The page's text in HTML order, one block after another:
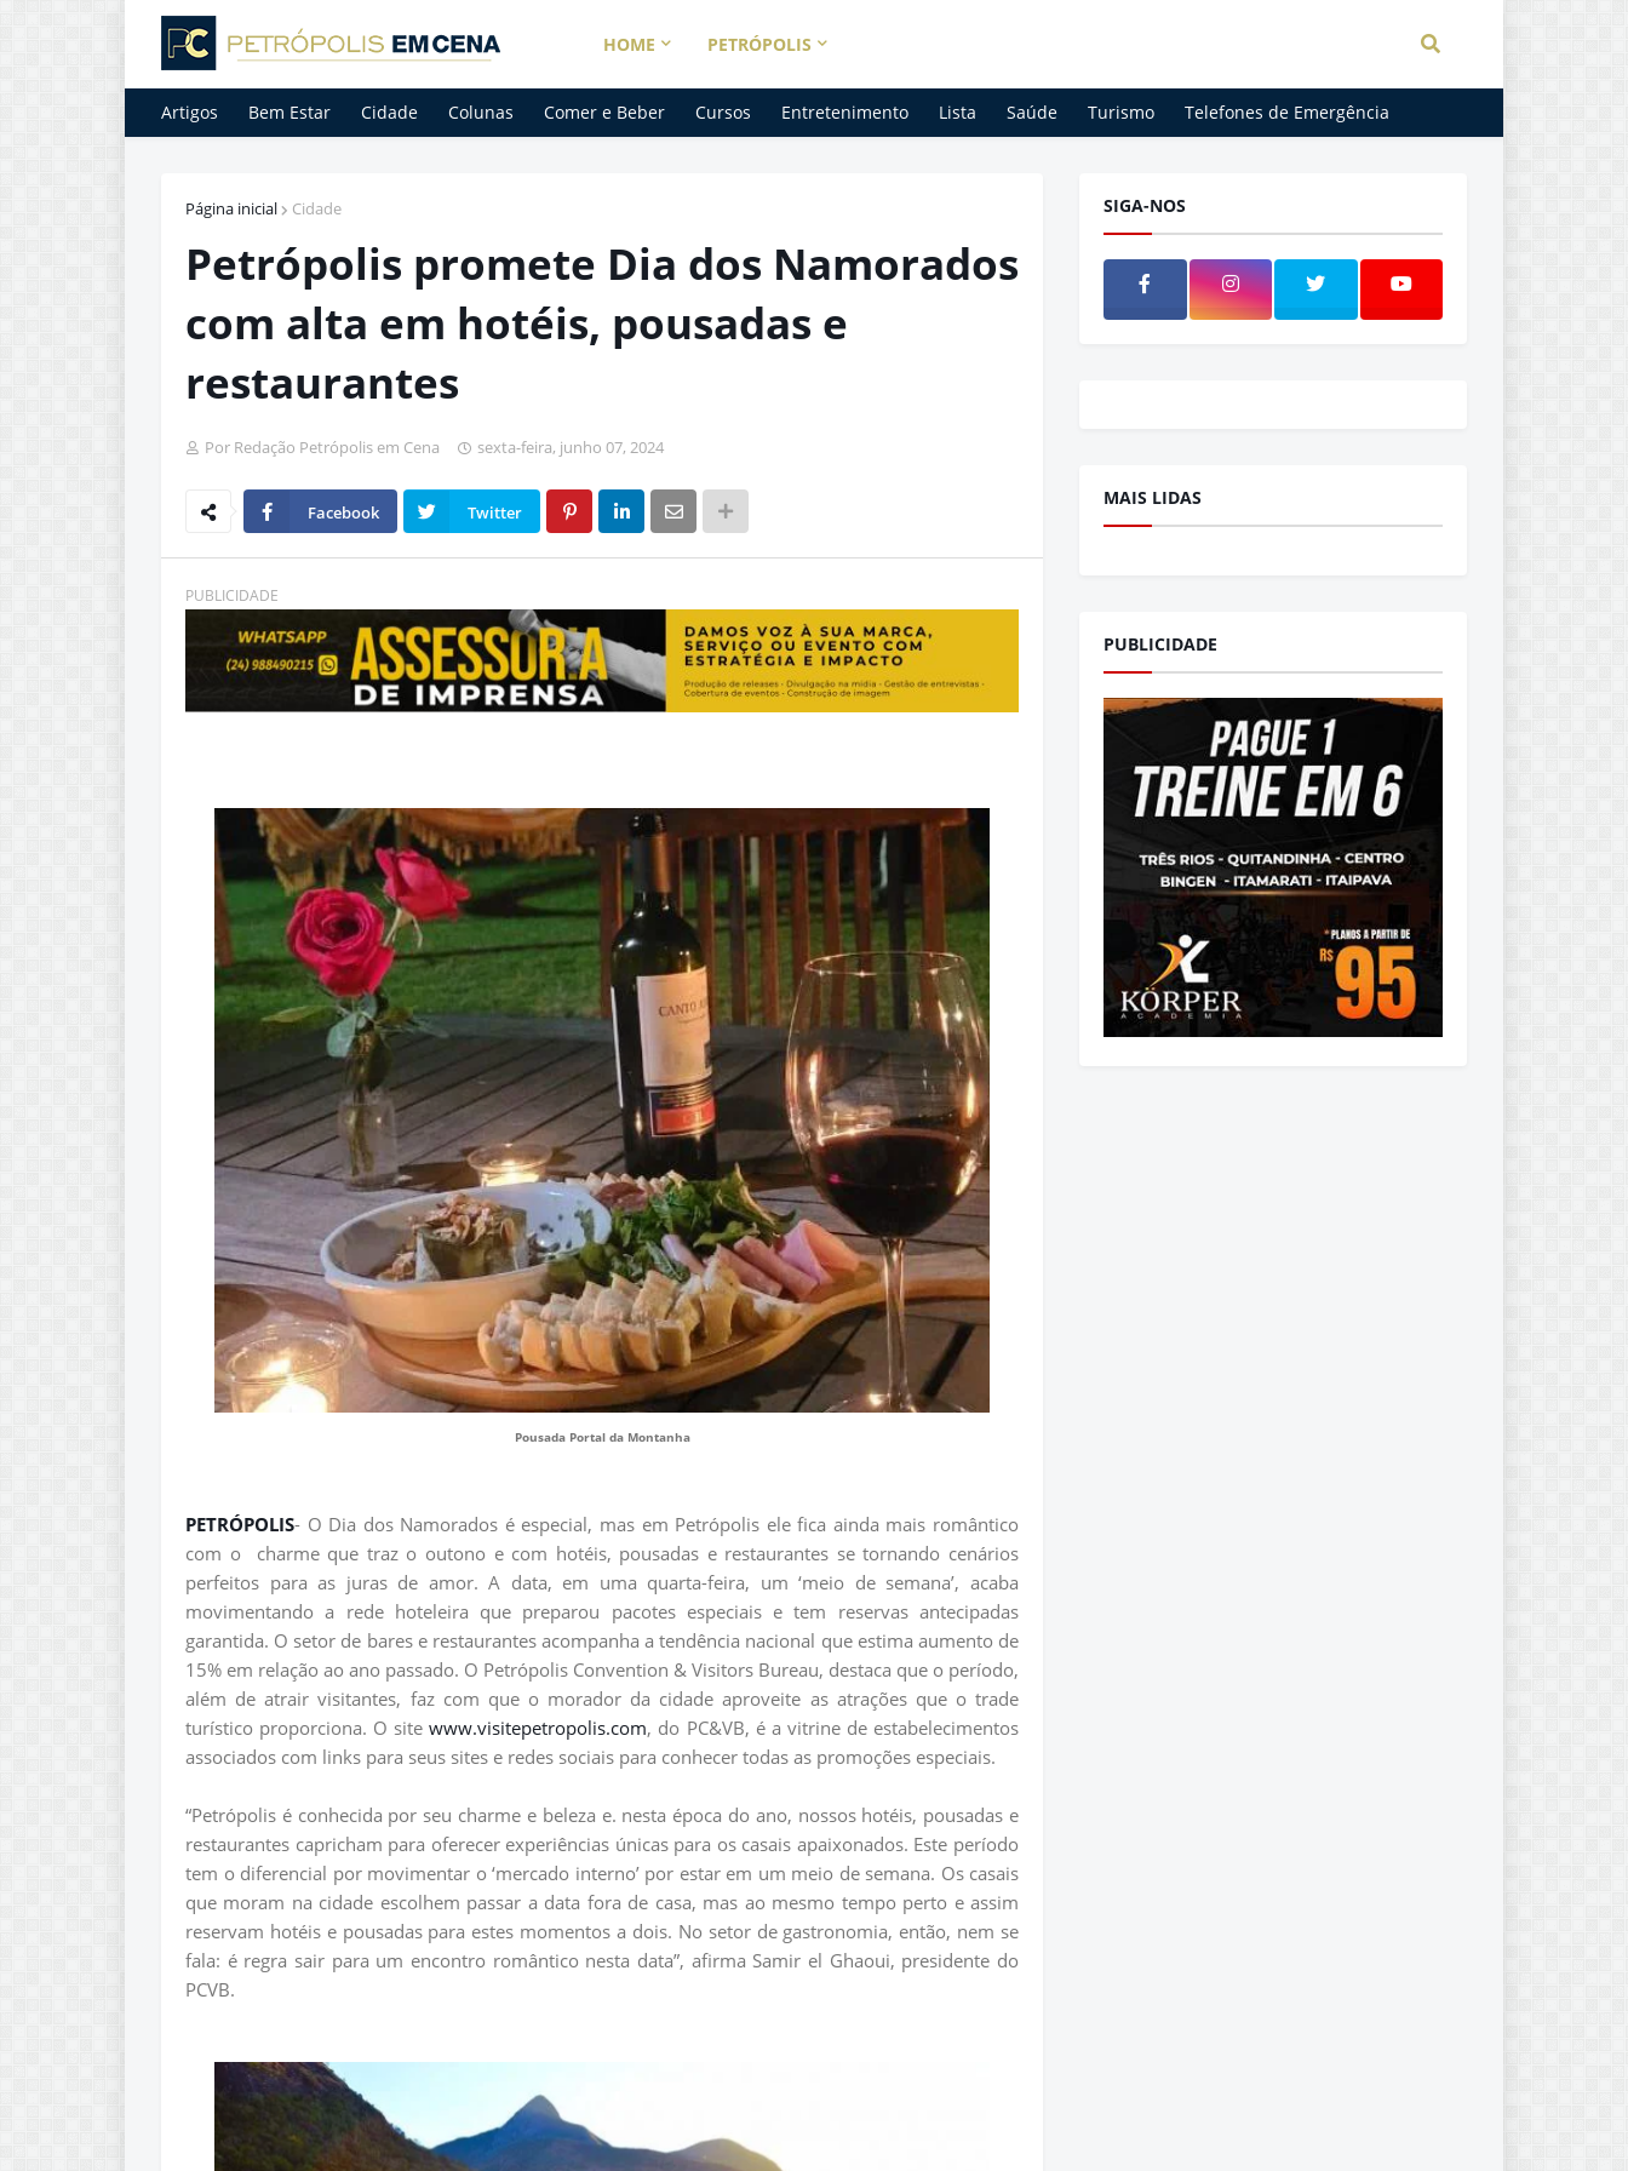
HOME PETRÓPOLIS
Artigos Bem Estar Cidade Colunas Comer e Beber Cursos Entretenimento Lista Saúde Turismo Telefones de Emergência
Página inicial Cidade
Petrópolis promete Dia dos Namorados
com alta em hotéis, pousadas e
restaurantes
Por Redação Petrópolis em Cena sexta-feira, junho 07, 2024
Facebook Twitter
PUBLICIDADE
Pousada Portal da Montanha
PETRÓPOLIS- O Dia dos Namorados é especial, mas em Petrópolis ele fica ainda mais romântico
com o charme que traz o outono e com hotéis, pousadas e restaurantes se tornando cenários
perfeitos para as juras de amor. A data, em uma quarta-feira, um ‘meio de semana’, acaba
movimentando a rede hoteleira que preparou pacotes especiais e tem reservas antecipadas
garantida. O setor de bares e restaurantes acompanha a tendência nacional que estima aumento de
15% em relação ao ano passado. O Petrópolis Convention & Visitors Bureau, destaca que o período,
além de atrair visitantes, faz com que o morador da cidade aproveite as atrações que o trade
turístico proporciona. O sitewww.visitepetropolis.com, do PC&VB, é a vitrine de estabelecimentos
associados com links para seus sites e redes sociais para conhecer todas as promoções especiais.
“Petrópolis é conhecida por seu charme e beleza e. nesta época do ano, nossos hotéis, pousadas e
restaurantes capricham para oferecer experiências únicas para os casais apaixonados. Este período
tem o diferencial por movimentar o ‘mercado interno’ por estar em um meio de semana. Os casais
que moram na cidade escolhem passar a data fora de casa, mas ao mesmo tempo perto e assim
reservam hotéis e pousadas para estes momentos a dois. No setor de gastronomia, então, nem se
fala: é regra sair para um encontro romântico nesta data”, afirma Samir el Ghaoui, presidente do
PCVB.
SIGA-NOS
MAIS LIDAS
PUBLICIDADE